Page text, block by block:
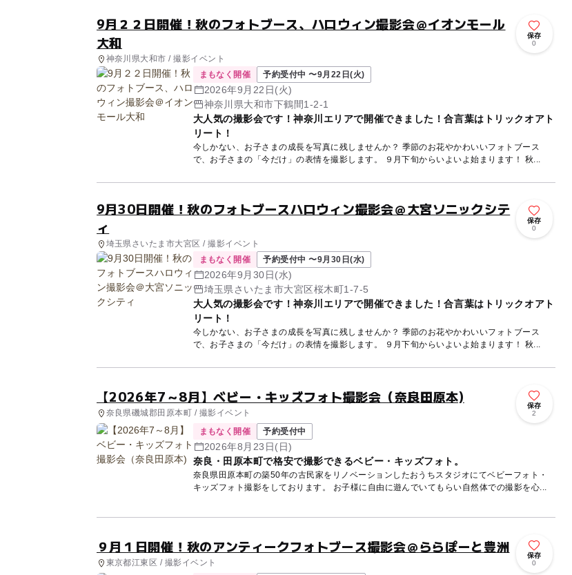
9月２２日開催！秋のフォトブース、ハロウィン撮影会＠イオンモール
大和
神奈川県大和市 / 撮影イベント
保存
0
まもなく開催 予約受付中 〜9月22日(火)
2026年9月22日(火)
神奈川県大和市下鶴間1-2-1
大人気の撮影会です！神奈川エリアで開催できました！合言葉はトリックオアト
リート！
今しかない、お子さまの成長を写真に残しませんか？ 季節のお花やかわいいフォトブース
で、お子さまの「今だけ」の表情を撮影します。 ９月下旬からいよいよ始まります！ 秋...
9月30日開催！秋のフォトブースハロウィン撮影会＠大宮ソニックシテ
ィ
埼玉県さいたま市大宮区 / 撮影イベント
保存
0
まもなく開催 予約受付中 〜9月30日(水)
2026年9月30日(水)
埼玉県さいたま市大宮区桜木町1-7-5
大人気の撮影会です！神奈川エリアで開催できました！合言葉はトリックオアト
リート！
今しかない、お子さまの成長を写真に残しませんか？ 季節のお花やかわいいフォトブース
で、お子さまの「今だけ」の表情を撮影します。 ９月下旬からいよいよ始まります！ 秋...
【2026年7～8月】ベビー・キッズフォト撮影会（奈良田原本)
奈良県磯城郡田原本町 / 撮影イベント
保存
2
まもなく開催 予約受付中
2026年8月23日(日)
奈良・田原本町で格安で撮影できるベビー・キッズフォト。
奈良県田原本町の築50年の古民家をリノベーションしたおうちスタジオにてベビーフォト・
キッズフォト撮影をしております。 お子様に自由に遊んでいてもらい自然体での撮影を心...
９月１日開催！秋のアンティークフォトブース撮影会＠ららぽーと豊洲
東京都江東区 / 撮影イベント
保存
0